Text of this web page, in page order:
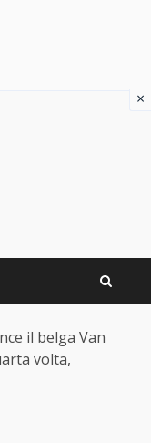
il belga Van
volta,
×